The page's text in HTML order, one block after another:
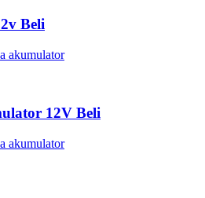
Beli
akumulator
12V Beli
akumulator